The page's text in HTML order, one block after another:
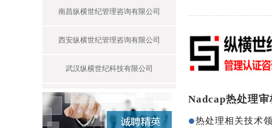
南昌纵横世纪管理咨询有限公司
西安纵横世纪管理咨询有限公司
武汉纵横世纪科技有限公司
Nadcap热处理审
●热处理相关技术